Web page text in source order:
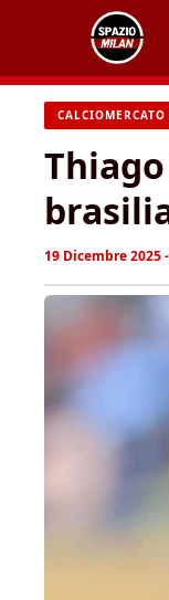
contenuto
19 Dicembre 2025